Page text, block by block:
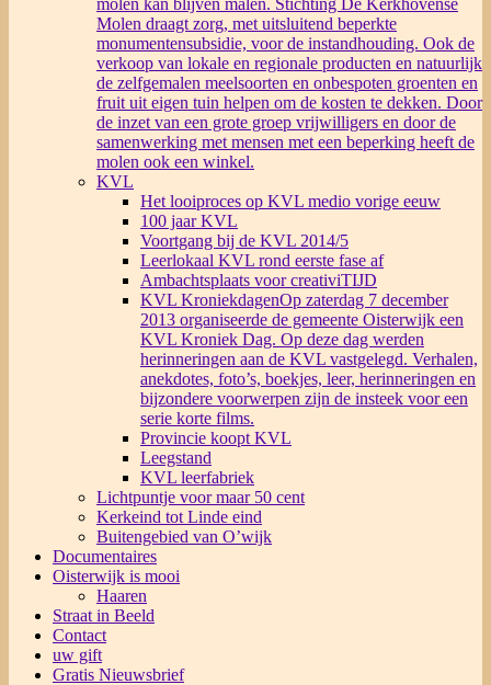
molen kan blijven malen. Stichting De Kerkhovense
Molen draagt zorg, met uitsluitend beperkte
monumentensubsidie, voor de instandhouding. Ook de
verkoop van lokale en regionale producten en natuurlijk
de zelfgemalen meelsoorten en onbespoten groenten en
fruit uit eigen tuin helpen om de kosten te dekken. Door
de inzet van een grote groep vrijwilligers en door de
samenwerking met mensen met een beperking heeft de
molen ook een winkel.
KVL
Het looiproces op KVL medio vorige eeuw
100 jaar KVL
Voortgang bij de KVL 2014/5
Leerlokaal KVL rond eerste fase af
Ambachtsplaats voor creativiTIJD
KVL KroniekdagenOp zaterdag 7 december
2013 organiseerde de gemeente Oisterwijk een
KVL Kroniek Dag. Op deze dag werden
herinneringen aan de KVL vastgelegd. Verhalen,
anekdotes, foto’s, boekjes, leer, herinneringen en
bijzondere voorwerpen zijn de insteek voor een
serie korte films.
Provincie koopt KVL
Leegstand
KVL leerfabriek
Lichtpuntje voor maar 50 cent
Kerkeind tot Linde eind
Buitengebied van O’wijk
Documentaires
Oisterwijk is mooi
Haaren
Straat in Beeld
Contact
uw gift
Gratis Nieuwsbrief